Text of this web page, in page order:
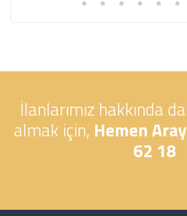
İlanlarımız hakkında
almak için, Hemen
62 18